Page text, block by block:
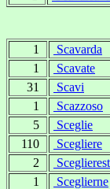
1 Scavarda
1
Scavate
31
Scavi
1
Scazzoso
5
Sceglie
110
Scegliere
2
1
Sceglierne